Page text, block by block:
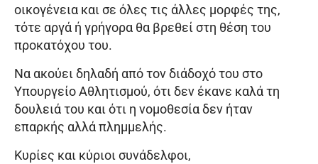
οικογένεια και σε όλες τις άλλες μορφές της,
τότε αργά ή γρήγορα θα βρεθεί στη θέση του
προκατόχου του.
Να ακούει δηλαδή από τον διάδοχό του στο
Υπουργείο Αθλητισμού, ότι δεν έκανε καλά τη
δουλειά του και ότι η νομοθεσία δεν ήταν
επαρκής αλλά πλημμελής.
Κυρίες και κύριοι συνάδελφοι,